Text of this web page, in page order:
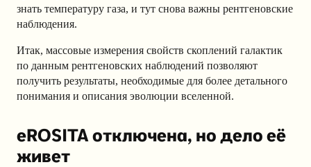
знать температуру газа, и тут снова важны рентгеновские
наблюдения.
Итак, массовые измерения свойств скоплений галактик
по данным рентгеновских наблюдений позволяют
получить результаты, необходимые для более детального
понимания и описания эволюции вселенной.
eROSITA отключена, но дело её
живет